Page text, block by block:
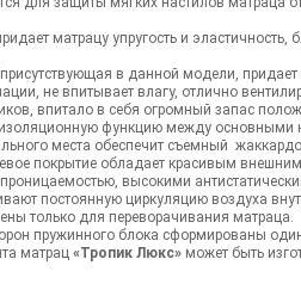
матрацу упругость и
в данной модели,
не впитывает влагу, отлично
впитало в себя огромный запас
функцию между основными
места обеспечит съемный
покрытие обладает красивым
высокими
постоянную циркуляцию воздуха
только для переворачивания матраца.
пружинного блока сформированы
матрац «Тропик Люкс» может быть